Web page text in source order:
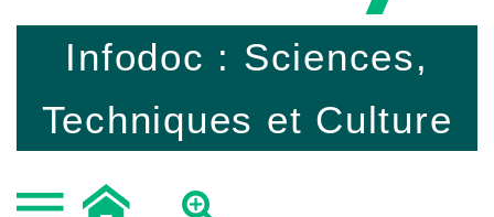
Infodoc : Sciences,
Techniques et Culture